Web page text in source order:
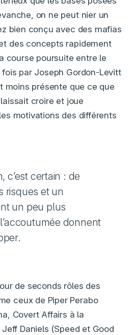
on ne peut nier un
bien conçu avec des mafias
des concepts rapidement
course poursuite entre le
par Joseph Gordon-Levitt
moins présente que ce que
croire et joue
motivations des différents
c’est certain : de
risques et un
un peu plus
donnent
de seconds rôles des
ceux de Piper Perabo
Covert Affairs à la
Daniels (Speed et Good